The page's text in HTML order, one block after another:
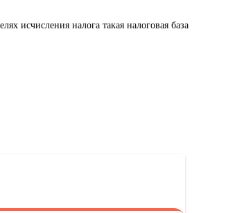
исчисления налога такая налоговая база